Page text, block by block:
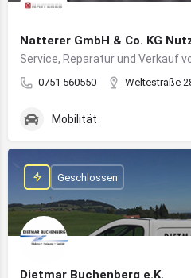
Natterer GmbH & Co. KG
0751 560550 Weltestraße
Mobilität
Dietmar Buchenberg e.K.
Geschlossen